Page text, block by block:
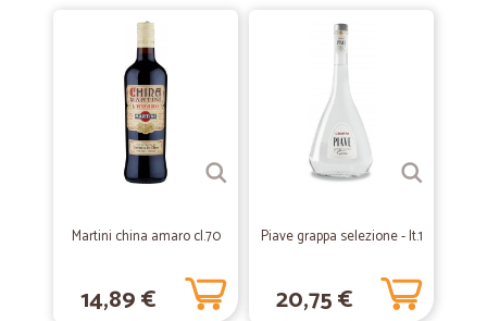
—Cinzia maria M.
Ottimo servizio
Frutta eccellente
nota dolente è che arrivano 250 mail x un ordine...
Martini china amaro cl.70
14,89 €
Piave grappa selezione - lt.1
20,75 €